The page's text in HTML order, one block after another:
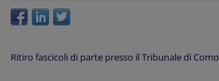
Ritiro fascicoli di parte presso il Tribunale di Como